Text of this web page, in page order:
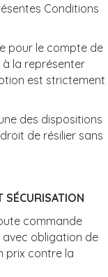
Conditions
pour le compte de
la représenter
est strictement
des dispositions
de résilier sans
commande
avec obligation de
prix contre la